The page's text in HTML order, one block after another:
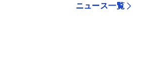
ニュース一覧